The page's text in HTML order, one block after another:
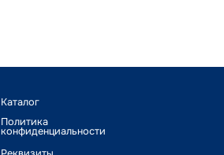
Каталог
Политика
конфиденциальности